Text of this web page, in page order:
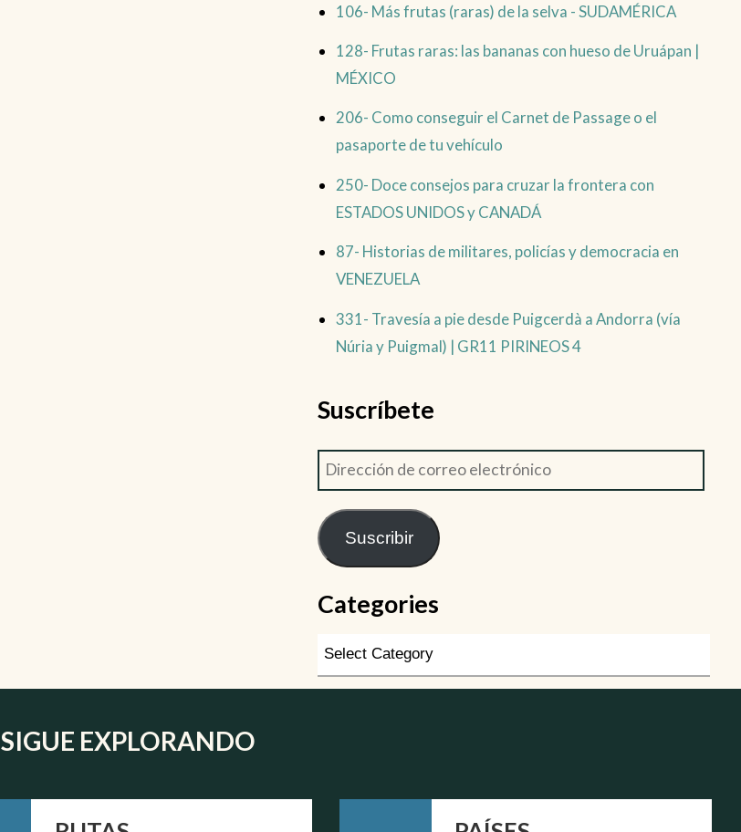
106- Más frutas (raras) de la selva - SUDAMÉRICA
128- Frutas raras: las bananas con hueso de Uruápan |
MÉXICO
206- Como conseguir el Carnet de Passage o el
pasaporte de tu vehículo
250- Doce consejos para cruzar la frontera con
ESTADOS UNIDOS y CANADÁ
87- Historias de militares, policías y democracia en
VENEZUELA
331- Travesía a pie desde Puigcerdà a Andorra (vía
Núria y Puigmal) | GR11 PIRINEOS 4
Suscríbete
Suscribir
Categories
SIGUE EXPLORANDO